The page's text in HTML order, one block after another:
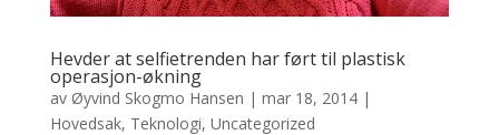
Hevder at selfietrenden har ført til plastisk
operasjon-økning
av Øyvind Skogmo Hansen | mar 18, 2014|
Hovedsak, Teknologi, Uncategorized